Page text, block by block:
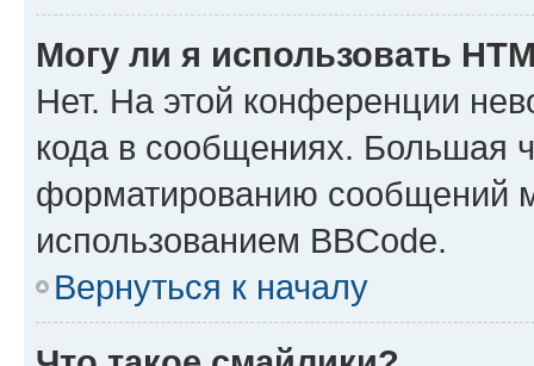
Могу ли я использовать
Нет. На этой конференции
кода в сообщениях. Большая
форматированию сообщений
использованием BBCode.
Вернуться к началу